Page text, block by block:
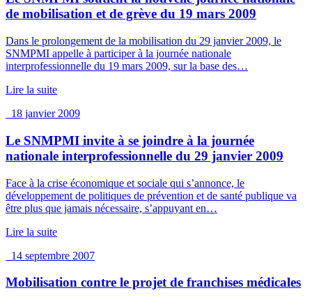
de mobilisation et de grève du 19 mars 2009
Dans le prolongement de la mobilisation du 29 janvier 2009, le
SNMPMI appelle à participer à la journée nationale
interprofessionnelle du 19 mars 2009, sur la base des…
Lire la suite
18 janvier 2009
Le SNMPMI invite à se joindre à la journée
nationale interprofessionnelle du 29 janvier 2009
Face à la crise économique et sociale qui s’annonce, le
développement de politiques de prévention et de santé publique va
être plus que jamais nécessaire, s’appuyant en…
Lire la suite
14 septembre 2007
Mobilisation contre le projet de franchises médicales